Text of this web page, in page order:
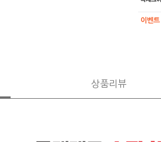
이벤트
상품리뷰